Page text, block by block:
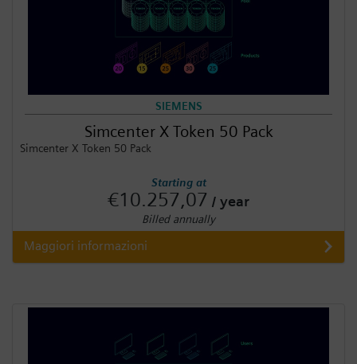
SIEMENS
Simcenter X Token 50 Pack
Simcenter X Token 50 Pack
Starting at
€10.257,07 / year
Billed annually
Maggiori informazioni